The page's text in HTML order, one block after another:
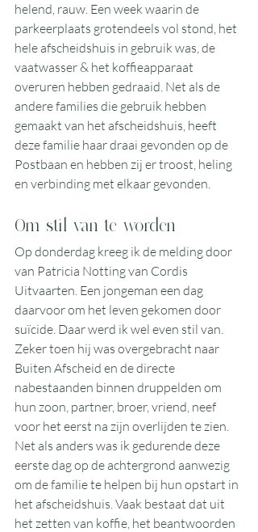
helend, rauw. Een week waarin de
parkeerplaats grotendeels vol stond, het
hele afscheidshuis in gebruik was, de
vaatwasser & het koffieapparaat
overuren hebben gedraaid. Net als de
andere families die gebruik hebben
gemaakt van het afscheidshuis, heeft
deze familie haar draai gevonden op de
Postbaan en hebben zij er troost, heling
en verbinding met elkaar gevonden.
Om stil van te worden
Op donderdag kreeg ik de melding door
van Patricia Notting van Cordis
Uitvaarten. Een jongeman een dag
daarvoor om het leven gekomen door
suïcide. Daar werd ik wel even stil van.
Zeker toen hij was overgebracht naar
Buiten Afscheid en de directe
nabestaanden binnen druppelden om
hun zoon, partner, broer, vriend, neef
voor het eerst na zijn overlijden te zien.
Net als anders was ik gedurende deze
eerste dag op de achtergrond aanwezig
om de familie te helpen bij hun opstart in
het afscheidshuis. Vaak bestaat dat uit
het zetten van koffie, het beantwoorden